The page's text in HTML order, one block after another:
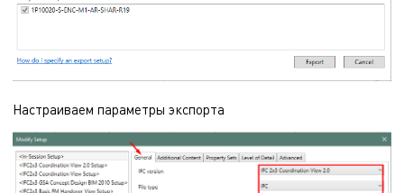
Настраиваем параметры экспорта